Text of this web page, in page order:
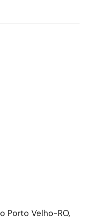
Porto Velho-RO,